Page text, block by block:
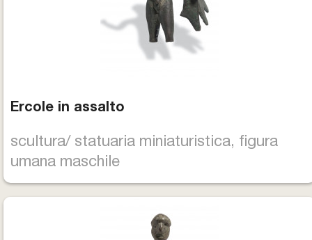
Ercole in assalto
scultura/ statuaria miniaturistica, figura
umana maschile